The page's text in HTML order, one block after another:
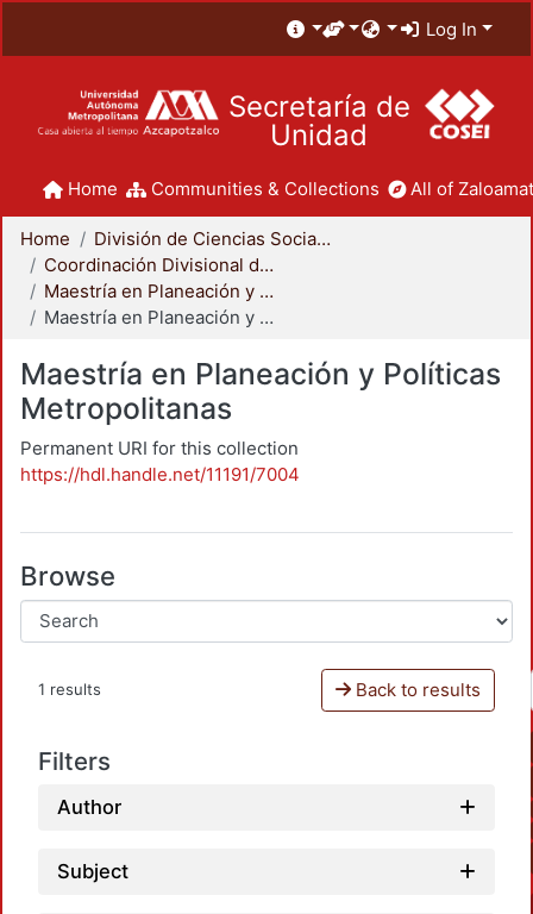
Log In
Secretaría de
Unidad
Home Communities & Collections All of
Home
División de Ciencias Sociales y Humanidades
Coordinación Divisional de Posgrado
Maestría en Planeación y Políticas Metropolitanas
Maestría en Planeación y Políticas Metropolitanas
Maestría en Planeación y Políticas
Metropolitanas
Permanent URI for this collection
https://hdl.handle.net/11191/7004
Browse
1 results Back to results
Filters
Author
Subject